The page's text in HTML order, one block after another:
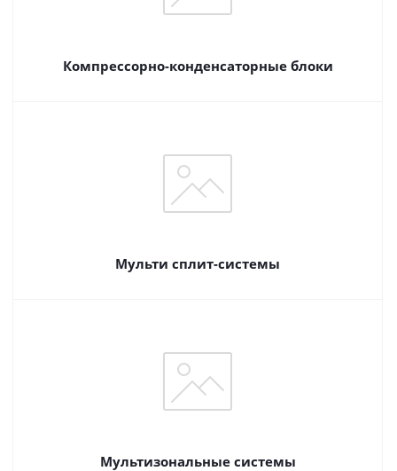
Компрессорно-конденсаторные блоки
Мульти сплит-системы
Мультизональные системы